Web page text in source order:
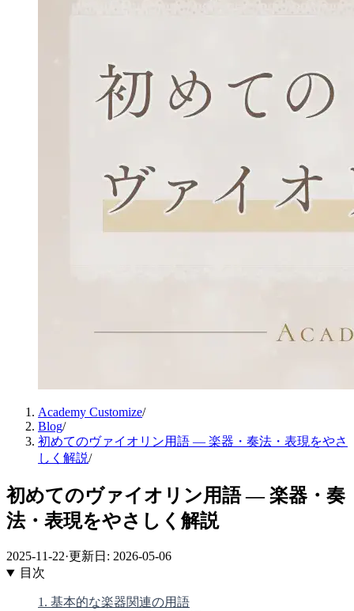
Academy Customize/
Blog/
初めてのヴァイオリン用語 ― 楽器・奏法・表現をやさ
しく解説/
初めてのヴァイオリン用語 ― 楽器・奏
法・表現をやさしく解説
2025-11-22·更新日: 2026-05-06
目次
1. 基本的な楽器関連の用語